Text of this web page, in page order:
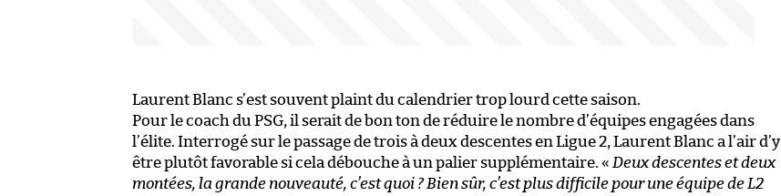
Laurent Blanc s’est souvent plaint du calendrier trop lourd cette saison.
Pour le coach du PSG, il serait de bon ton de réduire le nombre d’équipes engagées dans
l’élite. Interrogé sur le passage de trois à deux descentes en Ligue 2, Laurent Blanc a l’air d’y
être plutôt favorable si cela débouche à un palier supplémentaire. « Deux descentes et deux
montées, la grande nouveauté, c’est quoi ? Bien sûr, c’est plus difficile pour une équipe de L2